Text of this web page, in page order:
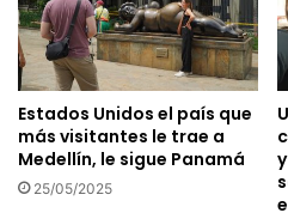
Estados Unidos el país que
más visitantes le trae a
Medellín, le sigue Panamá
25/05/2025